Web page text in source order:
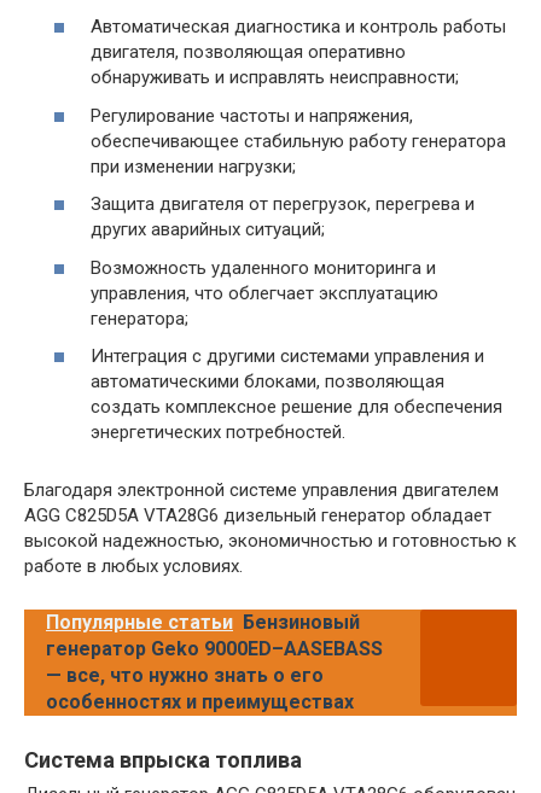
Автоматическая диагностика и контроль работы
двигателя, позволяющая оперативно
обнаруживать и исправлять неисправности;
Регулирование частоты и напряжения,
обеспечивающее стабильную работу генератора
при изменении нагрузки;
Защита двигателя от перегрузок, перегрева и
других аварийных ситуаций;
Возможность удаленного мониторинга и
управления, что облегчает эксплуатацию
генератора;
Интеграция с другими системами управления и
автоматическими блоками, позволяющая
создать комплексное решение для обеспечения
энергетических потребностей.
Благодаря электронной системе управления двигателем
AGG C825D5A VTA28G6 дизельный генератор обладает
высокой надежностью, экономичностью и готовностью к
работе в любых условиях.
Популярные статьи Бензиновый
генератор Geko 9000ED–AASEBASS
— все, что нужно знать о его
особенностях и преимуществах
Система впрыска топлива